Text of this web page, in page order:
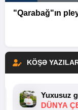
"Qarabağ"ın
KÖŞƏ
Yuxusuz
DÜNYA